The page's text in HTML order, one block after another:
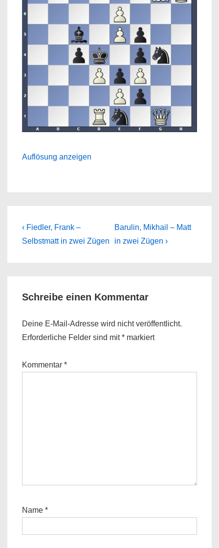
Auflösung anzeigen
Beitragsnavigation
Previous
Post
‹ Fiedler, Frank –
Selbstmatt in zwei Zügen
Next
Post
Barulin, Mikhail – Matt
in zwei Zügen ›
Schreibe einen Kommentar
Deine E-Mail-Adresse wird nicht veröffentlicht.
Erforderliche Felder sind mit* markiert
Kommentar *
Name *